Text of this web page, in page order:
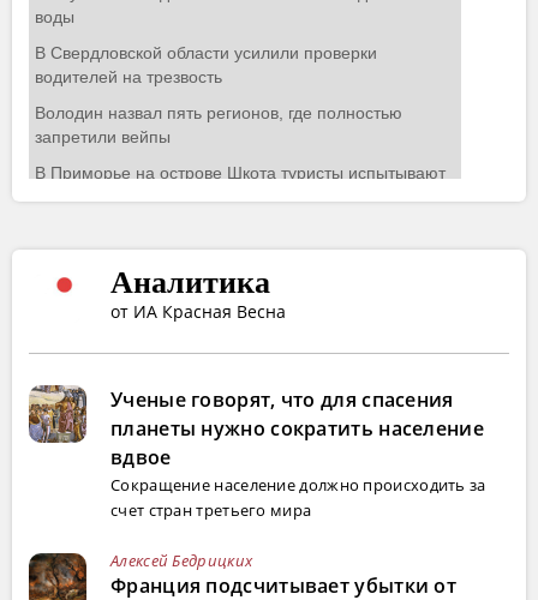
Аналитика
от ИА Красная Весна
Ученые говорят, что для спасения
планеты нужно сократить население
вдвое
Сокращение население должно происходить за
счет стран третьего мира
Алексей Бедрицких
Франция подсчитывает убытки от